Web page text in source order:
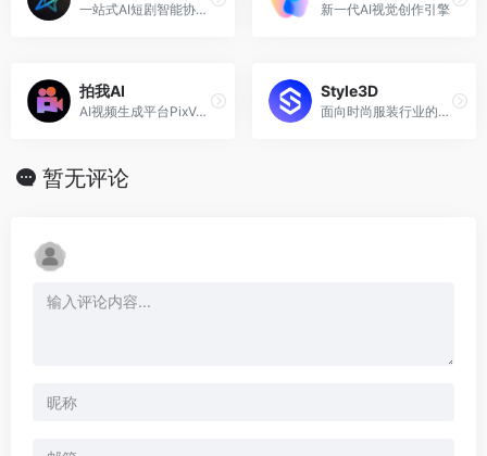
一站式AI短剧智能协创平台 新一代AI视觉创作引擎
拍我AI
AI视频生成平台PixVerse的国内版本
Style3D
面向时尚服装行业的AI+3D全流程设计生产平台
暂无评论